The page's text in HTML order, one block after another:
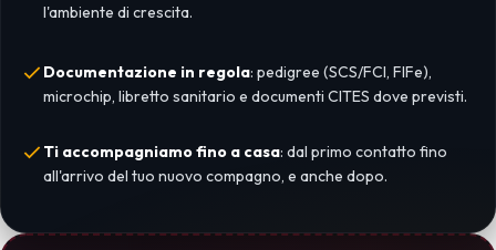
l'ambiente di crescita.
Documentazione in regola: pedigree (SCS/FCI, FIFe),
microchip, libretto sanitario e documenti CITES dove previsti.
Ti accompagniamo fino a casa: dal primo contatto fino
all'arrivo del tuo nuovo compagno, e anche dopo.